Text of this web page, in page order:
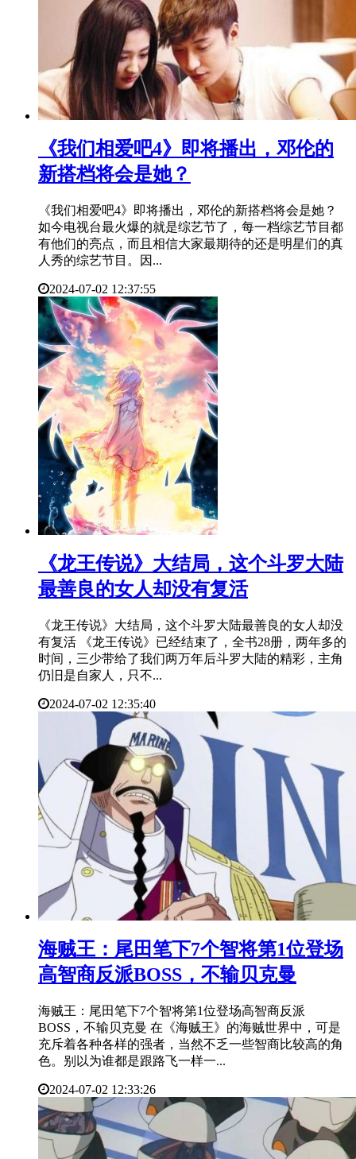
​《我们相爱吧4》即将播出，邓伦的
新搭档将会是她？
《我们相爱吧4》即将播出，邓伦的新搭档将会是她？
如今电视台最火爆的就是综艺节了，每一档综艺节目都
有他们的亮点，而且相信大家最期待的还是明星们的真
人秀的综艺节目。因...
2024-07-02 12:37:55
​《龙王传说》大结局，这个斗罗大陆
最善良的女人却没有复活
《龙王传说》大结局，这个斗罗大陆最善良的女人却没
有复活 《龙王传说》已经结束了，全书28册，两年多的
时间，三少带给了我们两万年后斗罗大陆的精彩，主角
仍旧是自家人，只不...
2024-07-02 12:35:40
​海贼王：尾田笔下7个智将第1位登场
高智商反派BOSS，不输贝克曼
海贼王：尾田笔下7个智将第1位登场高智商反派
BOSS，不输贝克曼 在《海贼王》的海贼世界中，可是
充斥着各种各样的强者，当然不乏一些智商比较高的角
色。别以为谁都是跟路飞一样一...
2024-07-02 12:33:26